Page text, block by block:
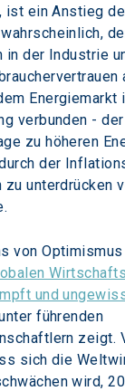
ist ein Anstieg
in der Industrie
verbunden -
zu höheren
der
unterdrücken
von
und
führenden
zeigt.
sich die
wird,